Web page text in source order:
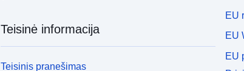
Teisinė informacija
Teisinis pranešimas
EU
EU
EU